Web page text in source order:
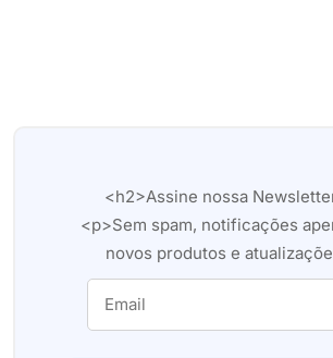
<h2>Assine nossa
<p>Sem spam, notificações
novos produtos e